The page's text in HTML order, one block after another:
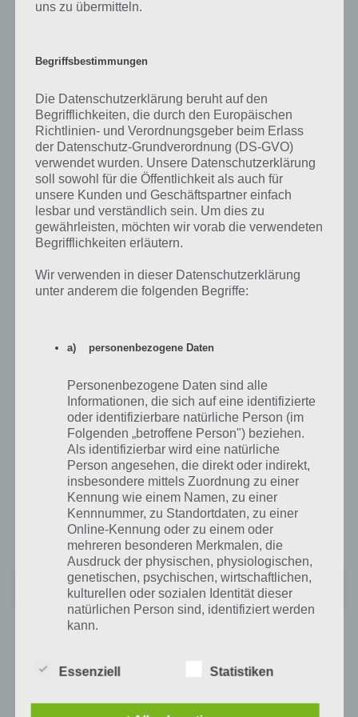
App herunterladen
Die App Magic Touch konnte uns überzeugen, denn das einfache
Spielprinzip mit dem Zeichnen von Gesten, um die Luftballons zum
Platzen zu bringen, hat Nitrome einen echten Hit gelandet. Ein
Durchgang dauert nur wenige Minuten und der Suchtfaktor ist
enorm hoch. Auch wenn man häufig in den 30er scheitert, da der
Schwierigkeitsgrad hier enorm ansteigt, macht Magic Touch sehr viel
Bereich vordringt.
App für iPhone, iPad und iPod Touch im
iTunes App Store
Die Spiele App Magic Touch Wizard for Hire kann kostenlos im iTunes
App Store für iPhone, iPad und iPod touch heruntergeladen werden.
Benötigt wird dabei iOS 6 oder höher, um das Spiel installieren zu
können. Weiterhin gibt es natürlich noch In-App-Käufe, die aber
nicht zwingend notwendig sind. So gibt es die Möglichkeit die
Werbung zu entfernen oder sich Münzen zu kaufen.
Magic Touch: Wizard for Hire
Preis:Kostenlos +
erhältlich.
uns zu übermitteln.
Begriffsbestimmungen
Die Datenschutzerklärung beruht auf den
Begrifflichkeiten, die durch den Europäischen
Richtlinien- und Verordnungsgeber beim Erlass
der Datenschutz-Grundverordnung (DS-GVO)
verwendet wurden. Unsere Datenschutzerklärung
soll sowohl für die Öffentlichkeit als auch für
unsere Kunden und Geschäftspartner einfach
lesbar und verständlich sein. Um dies zu
gewährleisten, möchten wir vorab die verwendeten
Begrifflichkeiten erläutern.
Wir verwenden in dieser Datenschutzerklärung
unter anderem die folgenden Begriffe:
a) personenbezogene Daten
Personenbezogene Daten sind alle
Informationen, die sich auf eine identifizierte
oder identifizierbare natürliche Person (im
Folgenden „betroffene Person") beziehen.
Als identifizierbar wird eine natürliche
Person angesehen, die direkt oder indirekt,
insbesondere mittels Zuordnung zu einer
Kennung wie einem Namen, zu einer
Kennnummer, zu Standortdaten, zu einer
Online-Kennung oder zu einem oder
mehreren besonderen Merkmalen, die
Ausdruck der physischen, physiologischen,
genetischen, psychischen, wirtschaftlichen,
kulturellen oder sozialen Identität dieser
natürlichen Person sind, identifiziert werden
kann.
b) betroffene Person
Essenziell Statistiken